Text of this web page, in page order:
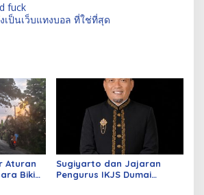
fuck
เป็นเว็บแทงบอล ที่ใช่ที่สุด
Aturan
Bikin
Sugiyarto dan Jajaran
Pengurus IKJS Dumai